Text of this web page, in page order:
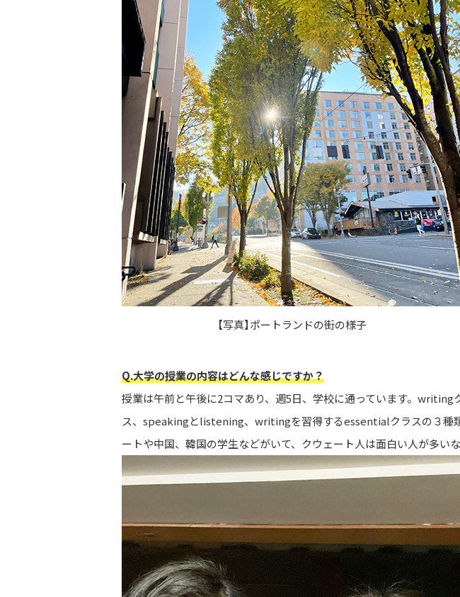
【写真】ポートランドの街の様子
Q.大学の授業の内容はどんな感じですか？
授業は午前と午後に2コマあり、週5日、学校に通っています。writing
ス、speakingとlistening、writingを習得するessentialクラスの３種
ートや中国、韓国の学生などがいて、クウェート人は面白い人が多いな